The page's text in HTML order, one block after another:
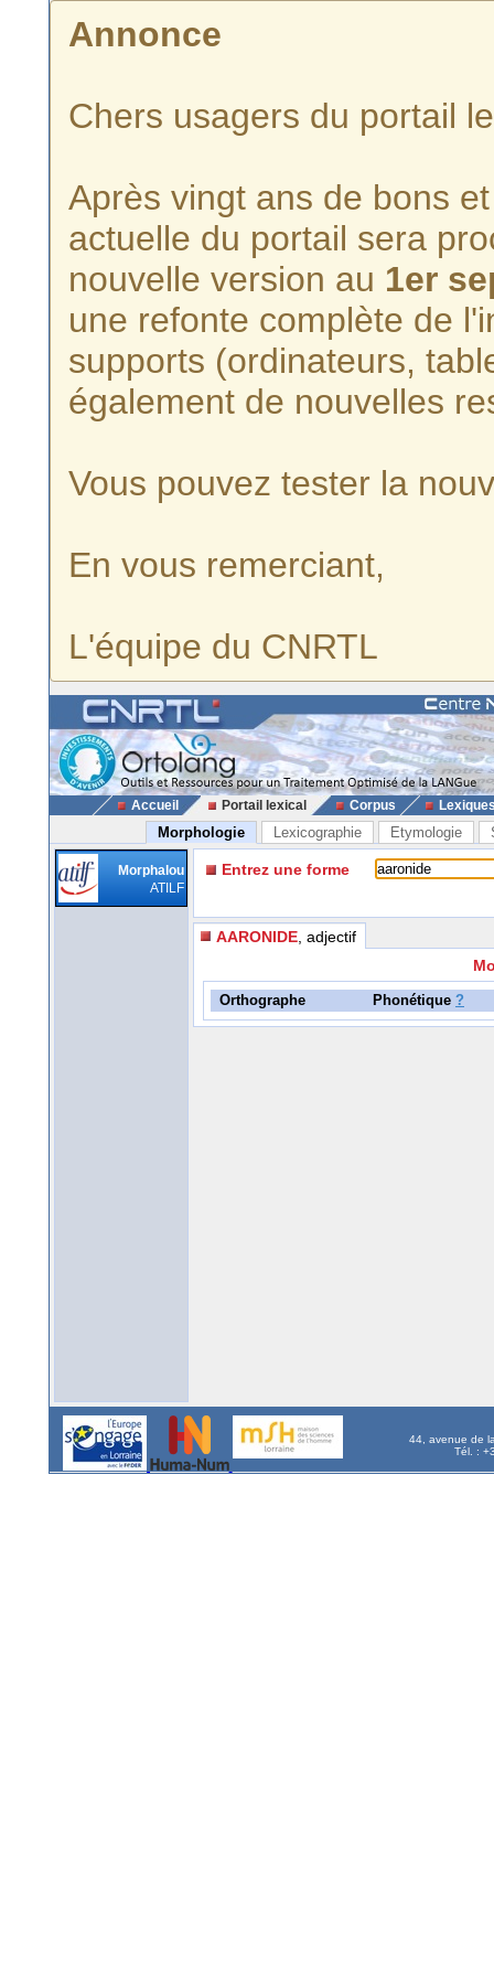
Annonce
Chers usagers du portail
Après vingt ans de bons
actuelle du portail sera
nouvelle version au 1er
une refonte complète de
supports (ordinateurs,
également de nouvelles
Vous pouvez tester la
En vous remerciant,
L'équipe du CNRTL
Accueil Portail lexical Corpus
Morphologie Lexicographie Etymologie
Morphalou
ATILF
Entrez une forme
AARONIDE , adjectif
Orthographe Phonétique ?
44, avenue de
Tél. :